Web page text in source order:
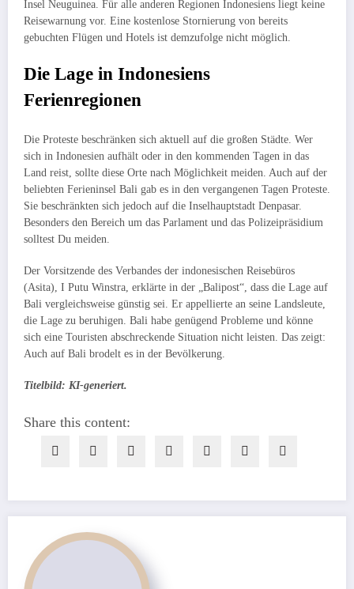
Insel Neuguinea. Für alle anderen Regionen Indonesiens liegt keine
Reisewarnung vor. Eine kostenlose Stornierung von bereits
gebuchten Flügen und Hotels ist demzufolge nicht möglich.
Die Lage in Indonesiens
Ferienregionen
Die Proteste beschränken sich aktuell auf die großen Städte. Wer
sich in Indonesien aufhält oder in den kommenden Tagen in das
Land reist, sollte diese Orte nach Möglichkeit meiden. Auch auf der
beliebten Ferieninsel Bali gab es in den vergangenen Tagen Proteste.
Sie beschränkten sich jedoch auf die Inselhauptstadt Denpasar.
Besonders den Bereich um das Parlament und das Polizeipräsidium
solltest Du meiden.
Der Vorsitzende des Verbandes der indonesischen Reisebüros
(Asita), I Putu Winstra, erklärte in der „Balipost“, dass die Lage auf
Bali vergleichsweise günstig sei. Er appellierte an seine Landsleute,
die Lage zu beruhigen. Bali habe genügend Probleme und könne
sich eine Touristen abschreckende Situation nicht leisten. Das zeigt:
Auch auf Bali brodelt es in der Bevölkerung.
Titelbild: KI-generiert.
Share this content: